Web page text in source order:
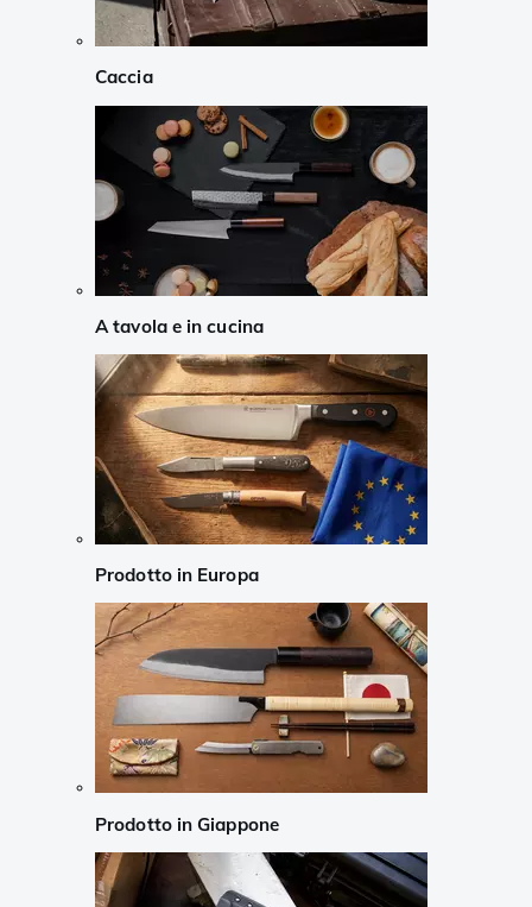
Caccia
A tavola e in cucina
Prodotto in Europa
Prodotto in Giappone